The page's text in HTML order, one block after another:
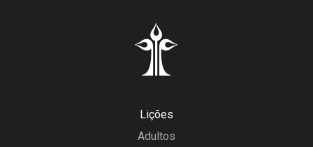
Lições
Adultos